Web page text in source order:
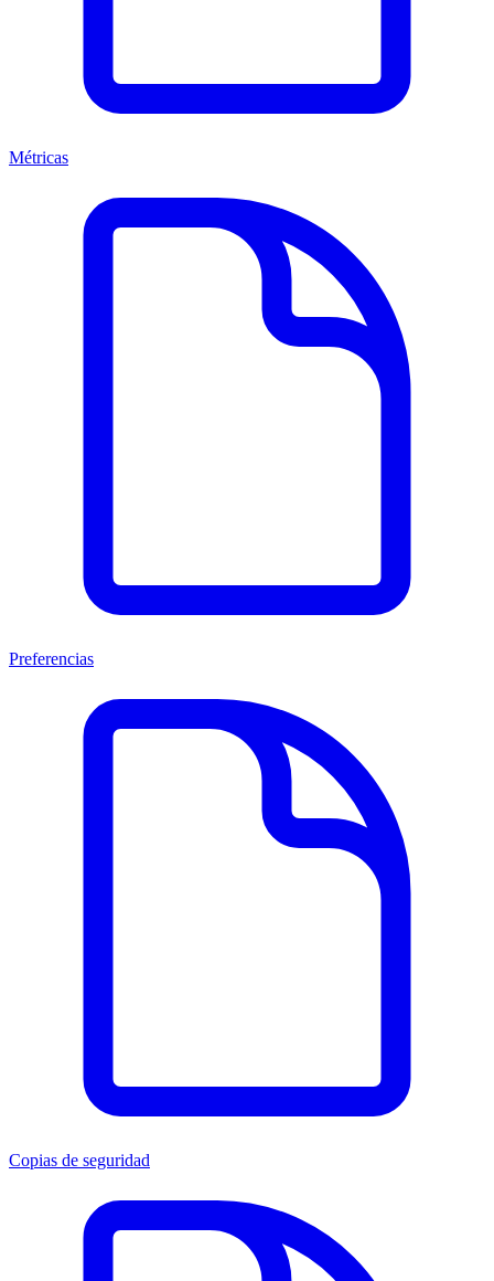
Métricas
Preferencias
Copias de seguridad